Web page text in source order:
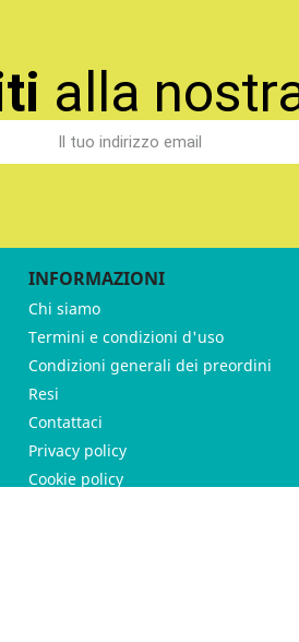
alla
INFORMAZIONI
Chi siamo
Termini e condizioni d'uso
Condizioni generali dei preordini
Resi
Contattaci
Privacy policy
Cookie policy